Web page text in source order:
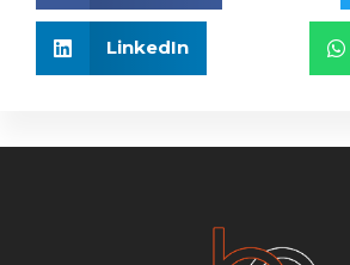
LinkedIn